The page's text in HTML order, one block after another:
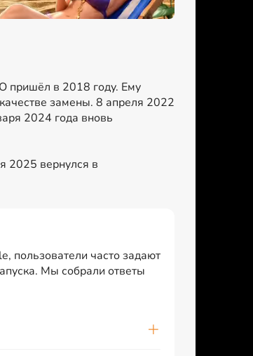
пришёл в 2018 году. Ему
замены. 8 апреля 2022
2024 года вновь
2025 вернулся в
пользователи часто задают
Мы собрали ответы